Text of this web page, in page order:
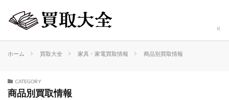
ホーム 買取大全 家具・家電買取情報 商品別買取情報
CATEGORY
商品別買取情報